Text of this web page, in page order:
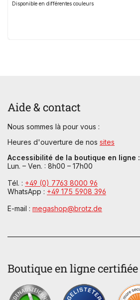
Disponible en différentes couleurs
Aide & contact
Nous sommes là pour vous :
Heures d'ouverture de nos sites
Accessibilité de la boutique en ligne :
Lun. – Ven. : 8h00 – 17h00
Tél. : +49 (0) 7763 8000 96
WhatsApp : +49 175 5908 396
E-mail : megashop@brotz.de
Boutique en ligne certifiée